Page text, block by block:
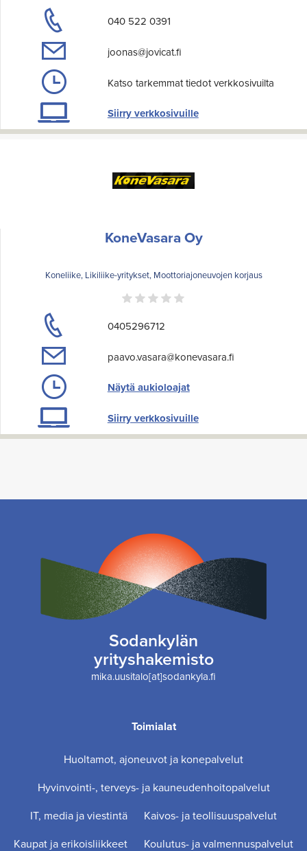
040 522 0391
joonas@jovicat.fi
Katso tarkemmat tiedot verkkosivuilta
Siirry verkkosivuille
KoneVasara Oy
Koneliike, Likiliike-yritykset, Moottoriajoneuvojen korjaus
0405296712
paavo.vasara@konevasara.fi
Näytä aukioloajat
Siirry verkkosivuille
Sodankylän
yrityshakemisto
mika.uusitalo[at]sodankyla.fi
Toimialat
Huoltamot, ajoneuvot ja konepalvelut
Hyvinvointi-, terveys- ja kauneudenhoitopalvelut
IT, media ja viestintä
Kaivos- ja teollisuuspalvelut
Kaupat ja erikoisliikkeet
Koulutus- ja valmennuspalvelut